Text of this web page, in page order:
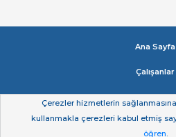
Ana Sayfa
Çalışanlar
Gizlilik
Çerezler hizmetlerin
kullanmakla çerezleri kabul etmiş
öğren.